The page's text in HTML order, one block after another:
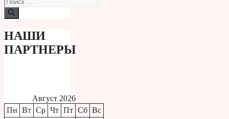
НАШИ
ПАРТНЕРЫ
Август 2026
Пн Вт Ср Чт Пт Сб Вс